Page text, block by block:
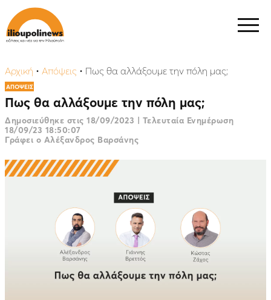
Αρχική • Απόψεις • Πως θα αλλάξουμε την πόλη μας;
ΑΠΟΨΕΙΣ
Πως θα αλλάξουμε την πόλη μας;
Δημοσιεύθηκε στις 18/09/2023 | Τελευταία Ενημέρωση
18/09/23 18:50:07
Γράφει ο Aλέξανδρος Βαρσάνης